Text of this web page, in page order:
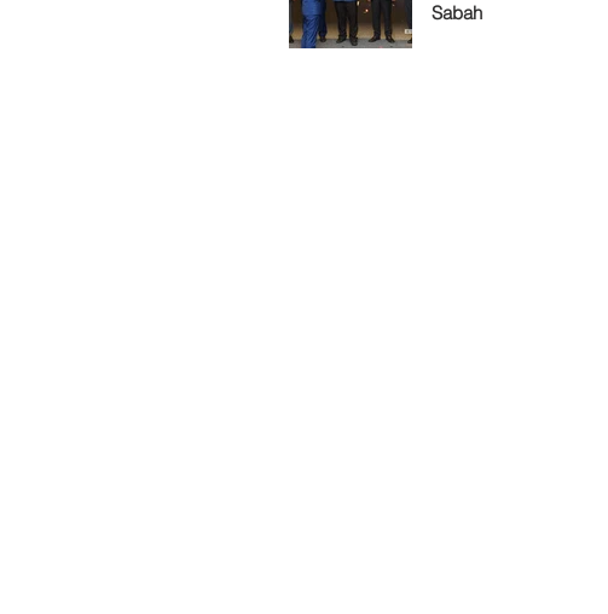
Sabah